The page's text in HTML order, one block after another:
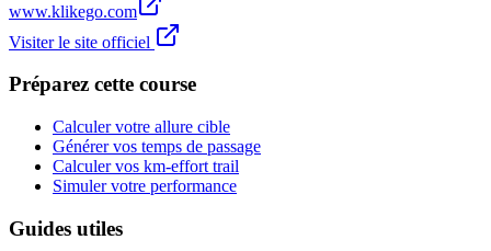
www.klikego.com
Visiter le site officiel
Préparez cette course
Calculer votre allure cible
Générer vos temps de passage
Calculer vos km-effort trail
Simuler votre performance
Guides utiles